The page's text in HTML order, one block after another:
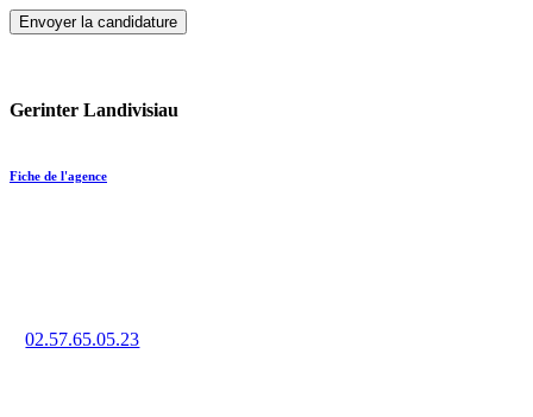
Gerinter Landivisiau
Fiche de l'agence
02.57.65.05.23